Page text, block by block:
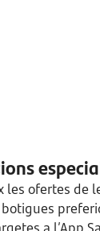
les ofertes de